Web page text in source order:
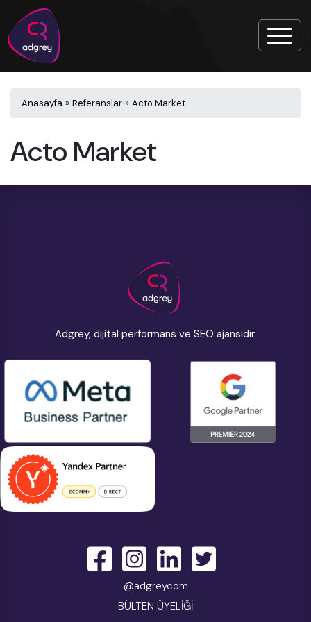
Anasayfa » Referanslar » Acto Market
Acto Market
Adgrey, dijital performans ve SEO ajansıdır.
@adgreycom
BÜLTEN ÜYELİĞİ